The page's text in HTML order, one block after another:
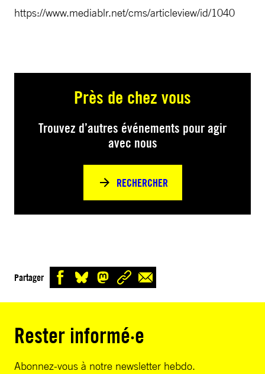
https://www.mediablr.net/cms/articleview/id/1040
Près de chez vous
Trouvez d’autres événements pour agir
avec nous
RECHERCHER
Partager
Rester informé·e
Abonnez-vous à notre newsletter hebdo.